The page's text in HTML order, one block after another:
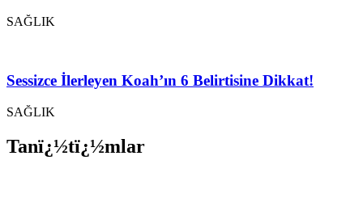
SAĞLIK
Sessizce İlerleyen Koah’ın 6 Belirtisine Dikkat!
SAĞLIK
Tanï¿½tï¿½mlar